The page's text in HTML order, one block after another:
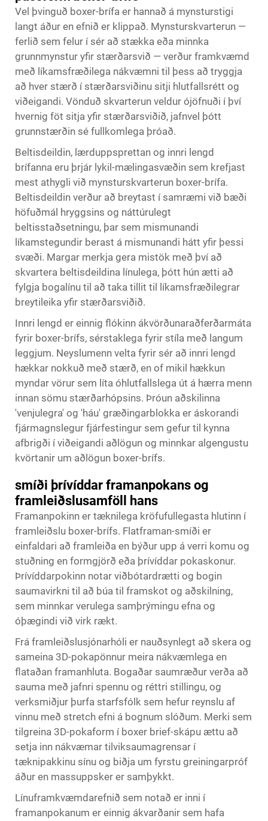
Vel þvinguð boxer-brífa er hannað á mynsturstigi
langt áður en efnið er klippað. Mynsturskvarterun —
ferlið sem felur í sér að stækka eða minnka
grunnmynstur yfir stærðarsvið — verður framkvæmd
með líkamsfræðilega nákvæmni til þess að tryggja
að hver stærð í stærðarsviðinu sitji hlutfallsrétt og
viðeigandi. Vönduð skvarterun veldur ójöfnuði í því
hvernig föt sitja yfir stærðarsviðið, jafnvel þótt
grunnstærðin sé fullkomlega þróað.
Beltisdeildin, lærduppsprettan og innri lengd
brífanna eru þrjár lykil-mælingasvæðin sem krefjast
mest athygli við mynsturskvarterun boxer-brífa.
Beltisdeildin verður að breytast í samræmi við bæði
höfuðmál hryggsins og náttúrulegt
beltisstaðsetningu, þar sem mismunandi
líkamstegundir berast á mismunandi hátt yfir þessi
svæði. Margar merkja gera mistök með því að
skvartera beltisdeildina línulega, þótt hún ætti að
fylgja bogalínu til að taka tillit til líkamsfræðilegrar
breytileika yfir stærðarsviðið.
Innri lengd er einnig flókinn ákvörðunaraðferðarmáta
fyrir boxer-brífs, sérstaklega fyrir stíla með langum
leggjum. Neyslumenn velta fyrir sér að innri lengd
hækkar nokkuð með stærð, en of mikil hækkun
myndar vörur sem líta óhlutfallslega út á hærra menn
innan sömu stærðarhópsins. Þróun aðskilinna
'venjulegra' og 'háu' græðingarblokka er áskorandi
fjármagnslegur fjárfestingur sem gefur til kynna
afbrigði í viðeigandi aðlögun og minnkar algengustu
kvörtanir um aðlögun boxer-brífs.
smíði þrívíddar framanpokans og
framleiðslusamföll hans
Framanpokinn er tæknilega kröfufullegasta hlutinn í
framleiðslu boxer-brífs. Flatframan-smíði er
einfaldari að framleiða en býður upp á verri komu og
stuðning en formgjörð eða þrívíddar pokaskonur.
Þrívíddarpokinn notar viðbótardrætti og bogin
saumavirkni til að búa til framskot og aðskilning,
sem minnkar verulega samþrýmingu efna og
óþægindi við virk rækt.
Frá framleiðslusjónarhóli er nauðsynlegt að skera og
sameina 3D-pokapönnur meira nákvæmlega en
flataðan framanhluta. Bogaðar saumræður verða að
sauma með jafnri spennu og réttri stillingu, og
verksmiðjur þurfa starfsfólk sem hefur reynslu af
vinnu með stretch efni á bognum slóðum. Merki sem
tilgreina 3D-pokaform í boxer brief-skápu ættu að
setja inn nákvæmar tilviksaumagrensar í
tæknipakkinu sínu og biðja um fyrstu greiningarpróf
áður en massuppsker er samþykkt.
Línuframkvæmdarefnið sem notað er inni í
framanpokanum er einnig ákvarðanir sem hafa